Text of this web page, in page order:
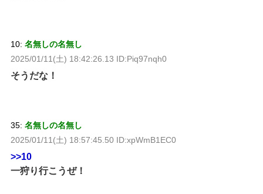
10: 名無しの名無し
2025/01/11(土) 18:42:26.13 ID:Piq97nqh0
そうだな！
35: 名無しの名無し
2025/01/11(土) 18:57:45.50 ID:xpWmB1EC0
>>10
一狩り行こうぜ！